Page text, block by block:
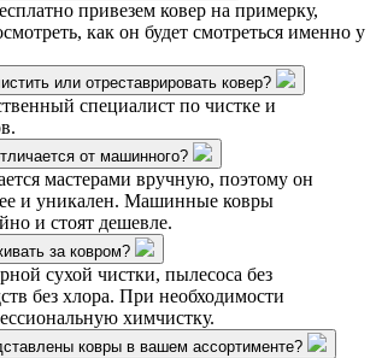
привезем ковер на примерку,
как он будет смотреться именно у
или отреставрировать ковер?
специалист по чистке и
от машинного?
мастерами вручную, поэтому он
и уникален. Машинные ковры
и стоят дешевле.
за ковром?
сухой чистки, пылесоса без
без хлора. При необходимости
химчистку.
ковры в вашем ассортименте?